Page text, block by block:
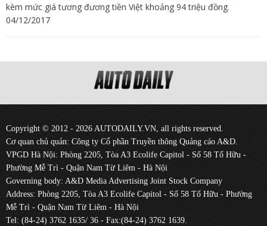
kèm mức giá tương đương tiền Việt khoảng 94 triệu đồng.
04/12/2017
Copyright © 2012 - 2026 AUTODAILY.VN, all rights reserved.
Cơ quan chủ quản: Công ty Cổ phần Truyền thông Quảng cáo A&D.
VPGD Hà Nội: Phòng 2205, Tòa A3 Ecolife Capitol - Số 58 Tố Hữu -
Phường Mễ Trì - Quận Nam Từ Liêm - Hà Nội
Governing body: A&D Media Advertising Joint Stock Company
Address: Phòng 2205, Tòa A3 Ecolife Capitol - Số 58 Tố Hữu - Phường
Mễ Trì - Quận Nam Từ Liêm - Hà Nội
Tel: (84-24) 3762 1635/ 36 - Fax:(84-24) 3762 1639.